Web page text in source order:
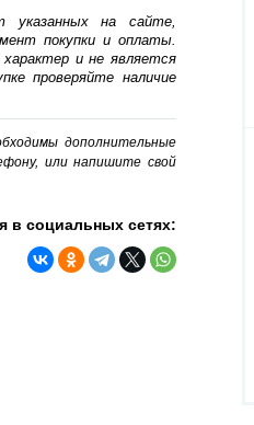
указанных на сайте,
покупки и оплаты.
и не является
проверяйте наличие
дополнительные
или напишите свой
в социальных сетях: